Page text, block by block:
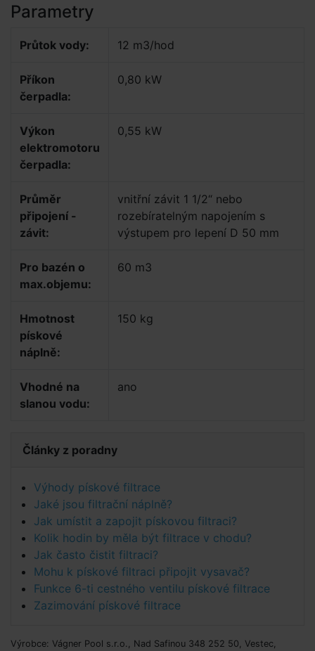
Parametry
Průtok vody: 12 m3/hod
Příkon
čerpadla:
0,80 kW
Výkon
elektromotoru
čerpadla:
0,55 kW
Průměr
připojení -
závit:
vnitřní závit 1 1/2“ nebo
rozebíratelným napojením s
výstupem pro lepení D 50 mm
Pro bazén o
max.objemu:
60 m3
Hmotnost
pískové
náplně:
150 kg
Vhodné na
slanou vodu:
ano
Články z poradny
Výhody pískové filtrace
Jaké jsou filtrační náplně?
Jak umístit a zapojit pískovou filtraci?
Kolik hodin by měla být filtrace v chodu?
Jak často čistit filtraci?
Mohu k pískové filtraci připojit vysavač?
Funkce 6-ti cestného ventilu pískové filtrace
Zazimování pískové filtrace
Výrobce: Vágner Pool s.r.o., Nad Safinou 348 252 50, Vestec,